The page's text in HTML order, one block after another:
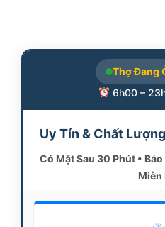
Thợ Đang
6h00 –
Uy Tín & Chất
Có Mặt Sau 30 Phút • Báo
Miễn